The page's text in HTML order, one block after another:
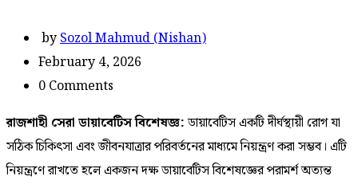
bySozol Mahmud (Nishan)
February 4, 2026
0 Comments
রাজশাহী সেরা ডায়াবেটিস বিশেষজ্ঞ:ডায়াবেটিস একটি দীর্ঘস্থায়ী রোগ যা
সঠিক চিকিৎসা এবং জীবনযাত্রার পরিবর্তনের মাধ্যমে নিয়ন্ত্রণ করা সম্ভব। এটি
নিয়ন্ত্রণে রাখতে হলে একজন দক্ষ ডায়াবেটিস বিশেষজ্ঞের পরামর্শ অত্যন্ত